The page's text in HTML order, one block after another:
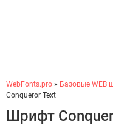
WebFonts.pro » Базовые WEB
Conqueror Text
Шрифт